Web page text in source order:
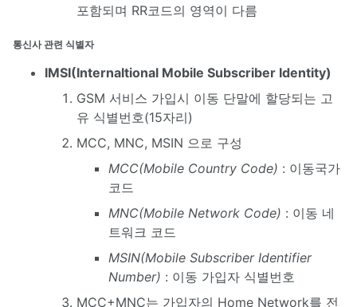
포함되며 RR코드의 영역이 다름
통신사 관련 식별자
IMSI(Internaltional Mobile Subscriber Identity)
GSM 서비스 가입시 이동 단말에 할당되는 고
유 식별번호(15자리)
MCC, MNC, MSIN 으로 구성
MCC(Mobile Country Code) : 이동국가
코드
MNC(Mobile Network Code) : 이동 네
트워크 코드
MSIN(Mobile Subscriber Identifier
Number) : 이동 가입자 식별번호
MCC+MNC는 가입자의 Home Network를 전